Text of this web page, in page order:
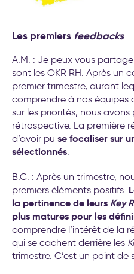
Les premiers feedbacks
A.M. : Je peux vous
sont les OKR RH. Après un
premier trimestre, durant
comprendre à nos équipes
sur les priorités, nous
rétrospective. La première
d’avoir pu se focaliser sur
sélectionnés.
B.C. : Après un trimestre,
premiers éléments positifs.
la pertinence de leurs Key
plus matures pour les
comprendre l’intérêt de la
qui se cachent derrière les
trimestre. C’est un point de